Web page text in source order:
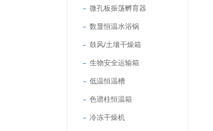
微孔板振荡孵育器
数显恒温水浴锅
鼓风/土壤干燥箱
生物安全运输箱
低温恒温槽
色谱柱恒温箱
冷冻干燥机